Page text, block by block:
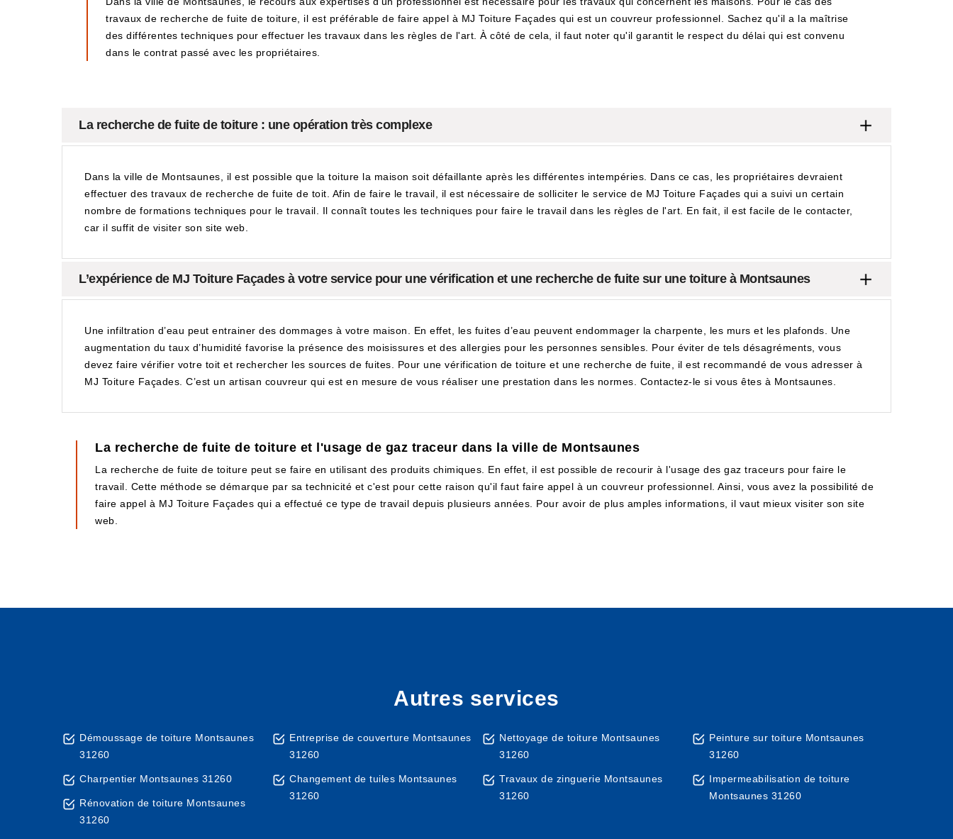
travaux de recherche de fuite de toiture, il est préférable de faire appel à MJ Toiture Façades qui est un couvreur professionnel. Sachez qu'il a la maîtrise
des différentes techniques pour effectuer les travaux dans les règles de l'art. À côté de cela, il faut noter qu'il garantit le respect du délai qui est convenu
dans le contrat passé avec les propriétaires.
La recherche de fuite de toiture : une opération très complexe
Dans la ville de Montsaunes, il est possible que la toiture la maison soit défaillante après les différentes intempéries. Dans ce cas, les propriétaires devraient
effectuer des travaux de recherche de fuite de toit. Afin de faire le travail, il est nécessaire de solliciter le service de MJ Toiture Façades qui a suivi un certain
nombre de formations techniques pour le travail. Il connaît toutes les techniques pour faire le travail dans les règles de l'art. En fait, il est facile de le contacter,
car il suffit de visiter son site web.
L’expérience de MJ Toiture Façades à votre service pour une vérification et une recherche de fuite sur une toiture à Montsaunes
Une infiltration d’eau peut entrainer des dommages à votre maison. En effet, les fuites d’eau peuvent endommager la charpente, les murs et les plafonds. Une
augmentation du taux d’humidité favorise la présence des moisissures et des allergies pour les personnes sensibles. Pour éviter de tels désagréments, vous
devez faire vérifier votre toit et rechercher les sources de fuites. Pour une vérification de toiture et une recherche de fuite, il est recommandé de vous adresser à
MJ Toiture Façades. C’est un artisan couvreur qui est en mesure de vous réaliser une prestation dans les normes. Contactez-le si vous êtes à Montsaunes.
La recherche de fuite de toiture et l'usage de gaz traceur dans la ville de Montsaunes
La recherche de fuite de toiture peut se faire en utilisant des produits chimiques. En effet, il est possible de recourir à l'usage des gaz traceurs pour faire le
travail. Cette méthode se démarque par sa technicité et c'est pour cette raison qu'il faut faire appel à un couvreur professionnel. Ainsi, vous avez la possibilité de
faire appel à MJ Toiture Façades qui a effectué ce type de travail depuis plusieurs années. Pour avoir de plus amples informations, il vaut mieux visiter son site
web.
Autres services
Démoussage de toiture Montsaunes
31260
Charpentier Montsaunes 31260
Rénovation de toiture Montsaunes
31260
Entreprise de couverture Montsaunes
31260
Changement de tuiles Montsaunes
31260
Nettoyage de toiture Montsaunes
31260
Travaux de zinguerie Montsaunes
31260
Peinture sur toiture Montsaunes
31260
Impermeabilisation de toiture
Montsaunes 31260